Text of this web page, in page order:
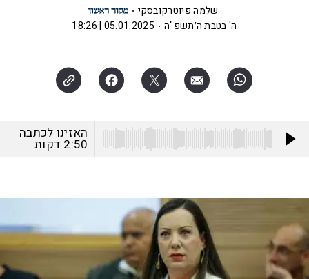
שלמה פיוטרקובסקי
ה' בטבת ה׳תשפ"ה
05.01.2025 | 18:26
האזינו לכתבה
2:50 דקות